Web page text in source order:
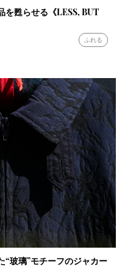
を甦らせる《LESS, BUT
ふれる
“玻璃”モチーフのジャカー